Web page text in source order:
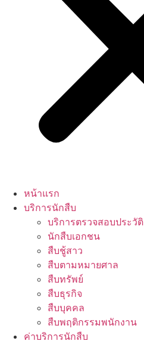
หน้าแรก
บริการนักสืบ
บริการตรวจสอบประวัติ
นักสืบเอกชน
สืบชู้สาว
สืบตามหมายศาล
สืบทรัพย์
สืบธุรกิจ
สืบบุคคล
สืบพฤติกรรมพนักงาน
ค่าบริการนักสืบ